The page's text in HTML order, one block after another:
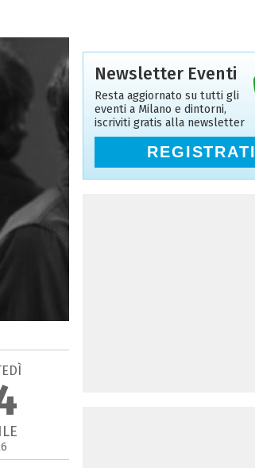
Newsletter Eventi
Resta aggiornato su tutti gli
eventi a Milano e dintorni,
iscriviti gratis alla newsletter
REGISTRATI